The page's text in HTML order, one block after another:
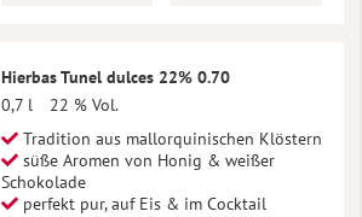
Hierbas Tunel dulces 22% 0.70
0,7 l
22 % Vol.
Tradition aus mallorquinischen Klöstern
süße Aromen von Honig & weißer
Schokolade
perfekt pur, auf Eis & im Cocktail